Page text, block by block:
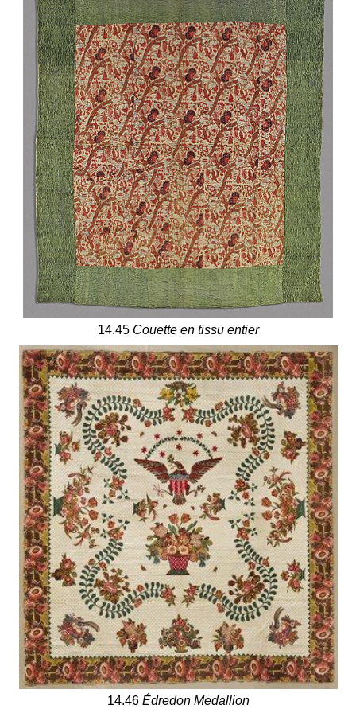
14.45 Couette en tissu entier
14.46 Édredon Medallion